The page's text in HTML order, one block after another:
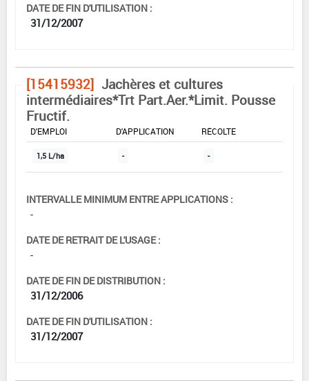
DATE DE FIN D'UTILISATION :
31/12/2007
[15415932] Jachères et cultures
intermédiaires*Trt Part.Aer.*Limit. Pousse
Fructif.
DOSE MAX
D'EMPLOI
D'APPLICATION
RÉCOLTE
1,5 L/ha - -
INTERVALLE MINIMUM ENTRE APPLICATIONS :
-
DATE DE RETRAIT DE L'USAGE :
-
DATE DE FIN DE DISTRIBUTION :
31/12/2006
DATE DE FIN D'UTILISATION :
31/12/2007